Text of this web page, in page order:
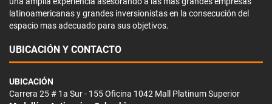
latinoamericanas y grandes inversionistas en la consecución del
espacio mas adecuado para sus objetivos.
UBICACIÓN Y CONTACTO
UBICACIÓN
Carrera 25 # 1a Sur - 155 Oficina 1042 Mall Platinum Superior